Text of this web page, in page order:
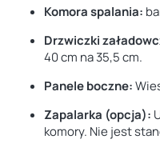
Komora spalania:
Drzwiczki
40 cm na 35,5 cm.
Panele boczne:
Zapalarka (opcja):
komory. Nie jest